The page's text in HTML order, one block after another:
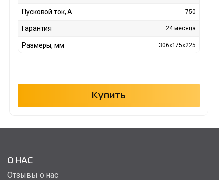
Пусковой ток, А 750
Гарантия 24 месяца
Размеры, мм 306x175x225
Купить
О НАС
Отзывы о нас